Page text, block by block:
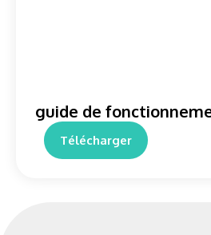
guide de
Télécharger